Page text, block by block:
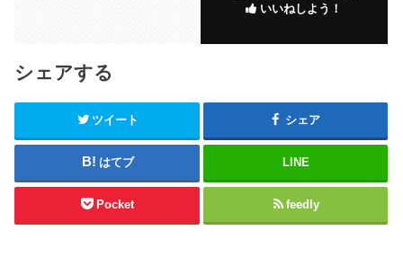
いいねしよう！
シェアする
ツイート シェア
はてブ LINE
Pocket feedly